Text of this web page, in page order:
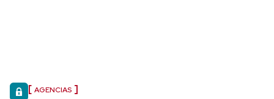
AGENCIAS